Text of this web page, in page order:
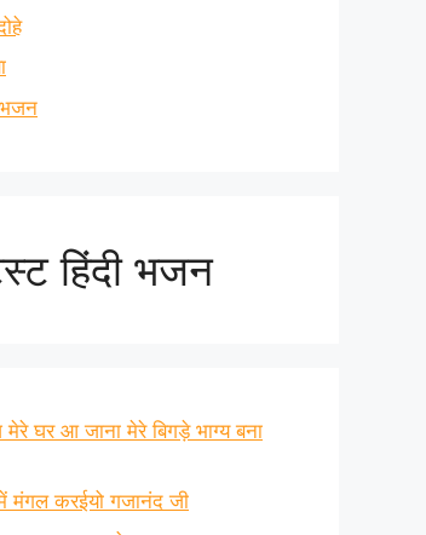
भजन
हिंदी भजन
मेरे घर आ जाना मेरे बिगड़े भाग्य बना
मंगल करईयो गजानंद जी